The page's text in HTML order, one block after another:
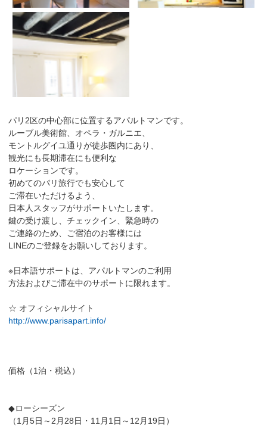
パリ2区の中心部に位置するアパルトマンです。
ルーブル美術館、オペラ・ガルニエ、
モントルグイユ通りが徒歩圏内にあり、
観光にも長期滞在にも便利な
ロケーションです。
初めてのパリ旅行でも安心して
ご滞在いただけるよう、
日本人スタッフがサポートいたします。
鍵の受け渡し、チェックイン、緊急時の
ご連絡のため、ご宿泊のお客様には
LINEのご登録をお願いしております。
※日本語サポートは、アパルトマンのご利用
方法およびご滞在中のサポートに限れます。
☆ オフィシャルサイト
http://www.parisapart.info/
価格（1泊・税込）
◆ローシーズン
（1月5日～2月28日・11月1日～12月19日）